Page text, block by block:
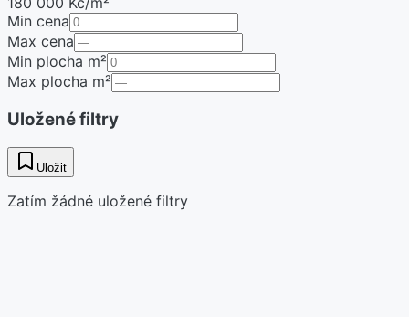
Min cena
Max cena
Min plocha m²
Max plocha m²
Uložené filtry
Uložit
Zatím žádné uložené filtry